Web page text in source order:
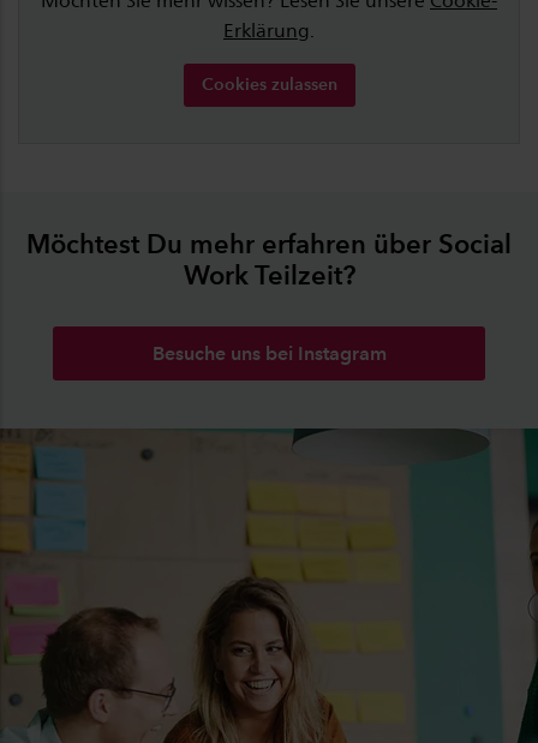
Erklärung
Cookies zulassen
Möchtest Du mehr erfahren über Social
Work Teilzeit?
Besuche uns bei Instagram